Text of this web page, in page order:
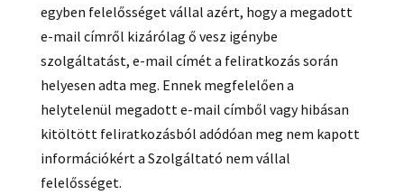
egyben felelősséget vállal azért, hogy a megadott
e-mail címről kizárólag ő vesz igénybe
szolgáltatást, e-mail címét a feliratkozás során
helyesen adta meg. Ennek megfelelően a
helytelenül megadott e-mail címből vagy hibásan
kitöltött feliratkozásból adódóan meg nem kapott
információkért a Szolgáltató nem vállal
felelősséget.